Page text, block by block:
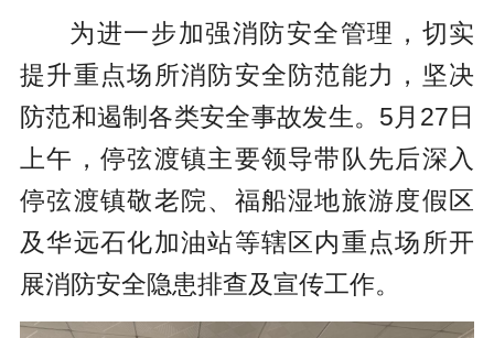
为进一步加强消防安全管理，切实
提升重点场所消防安全防范能力，坚决
防范和遏制各类安全事故发生。5月27日
上午，停弦渡镇主要领导带队先后深入
停弦渡镇敬老院、福船湿地旅游度假区
及华远石化加油站等辖区内重点场所开
展消防安全隐患排查及宣传工作。